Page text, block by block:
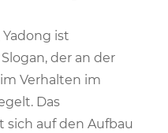
ist
der an der
Verhalten im
Das
auf den Aufbau